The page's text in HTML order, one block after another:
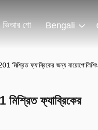
ভিআর শো Bengali
মিশ্রিত ফ্যাব্রিকের জন্য বায়োপোলিশিং
ফ্যাব্রিকের